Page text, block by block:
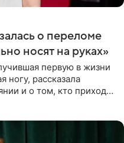
о переломе
носят на руках»
первую в жизни
ногу, рассказала
и о том, кто приходит